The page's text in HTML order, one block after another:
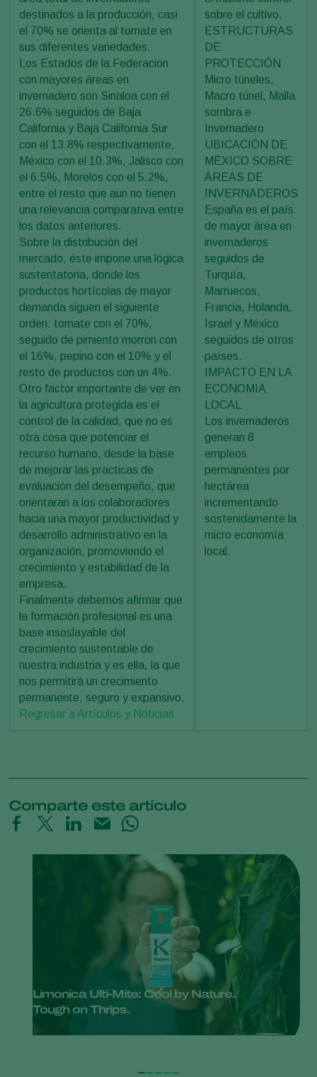
destinados a la producción, casi
el 70% se orienta al tomate en
sus diferentes variedades.
Los Estados de la Federación
con mayores áreas en
invernadero son Sinaloa con el
26.6% seguidos de Baja
California y Baja California Sur
con el 13.8% respectivamente,
México con el 10.3%, Jalisco con
el 6.5%, Morelos con el 5.2%,
entre el resto que aun no tienen
una relevancia comparativa entre
los datos anteriores.
Sobre la distribución del
mercado, éste impone una lógica
sustentatoria, donde los
productos hortícolas de mayor
demanda siguen el siguiente
orden: tomate con el 70%,
seguido de pimiento morron con
el 16%, pepino con el 10% y el
resto de productos con un 4%.
Otro factor importante de ver en
la agricultura protegida es el
control de la calidad, que no es
otra cosa que potenciar el
recurso humano, desde la base
de mejorar las practicas de
evaluación del desempeño, que
orientaran a los colaboradores
hacia una mayor productividad y
desarrollo administrativo en la
organización, promoviendo el
crecimiento y estabilidad de la
empresa.
Finalmente debemos afirmar que
la formación profesional es una
base insoslayable del
crecimiento sustentable de
nuestra industria y es ella, la que
nos permitirá un crecimiento
permanente, seguro y expansivo.
Regresar a Artículos y Noticias
sobre el cultivo.
ESTRUCTURAS
DE
PROTECCIÓN
Micro túneles,
Macro túnel, Malla
sombra e
Invernadero
UBICACIÓN DE
MÉXICO SOBRE
ÁREAS DE
INVERNADEROS
España es el país
de mayor área en
invernaderos
seguidos de
Turquía,
Marruecos,
Francia, Holanda,
Israel y México
seguidos de otros
países.
IMPACTO EN LA
ECONOMIA
LOCAL
Los invernaderos
generan 8
empleos
permanentes por
hectárea
incrementando
sostenidamente la
micro economía
local.
Comparte este artículo
Limonica Ulti-Mite: Cool by Nature.
Tough on Thrips.